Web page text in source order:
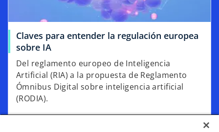
Claves para entender la regulación europea
sobre IA
Del reglamento europeo de Inteligencia
Artificial (RIA) a la propuesta de Reglamento
Ómnibus Digital sobre inteligencia artificial
(RODIA).